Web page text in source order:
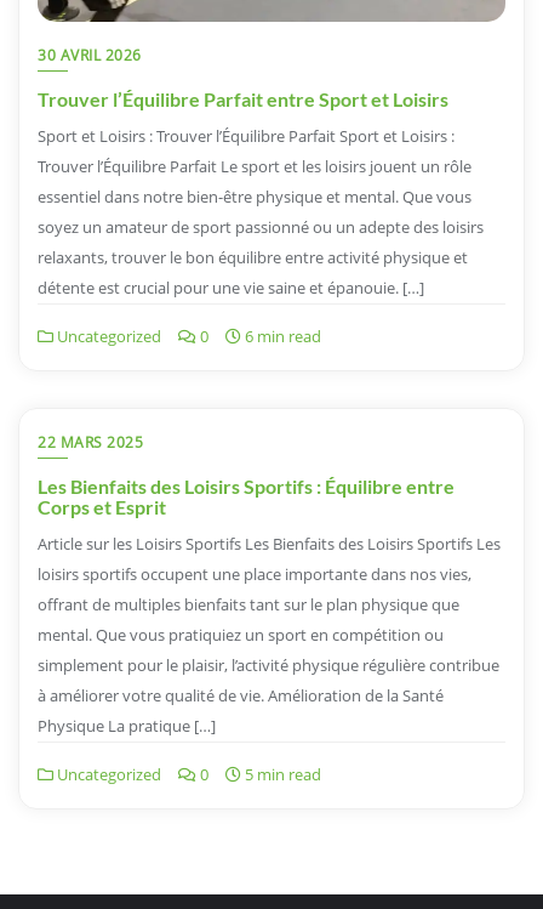
30 AVRIL 2026
Trouver l’Équilibre Parfait entre Sport et Loisirs
Sport et Loisirs : Trouver l’Équilibre Parfait Sport et Loisirs :
Trouver l’Équilibre Parfait Le sport et les loisirs jouent un rôle
essentiel dans notre bien-être physique et mental. Que vous
soyez un amateur de sport passionné ou un adepte des loisirs
relaxants, trouver le bon équilibre entre activité physique et
détente est crucial pour une vie saine et épanouie. […]
Uncategorized 0 6 min read
22 MARS 2025
Les Bienfaits des Loisirs Sportifs : Équilibre entre
Corps et Esprit
Article sur les Loisirs Sportifs Les Bienfaits des Loisirs Sportifs Les
loisirs sportifs occupent une place importante dans nos vies,
offrant de multiples bienfaits tant sur le plan physique que
mental. Que vous pratiquiez un sport en compétition ou
simplement pour le plaisir, l’activité physique régulière contribue
à améliorer votre qualité de vie. Amélioration de la Santé
Physique La pratique […]
Uncategorized 0 5 min read